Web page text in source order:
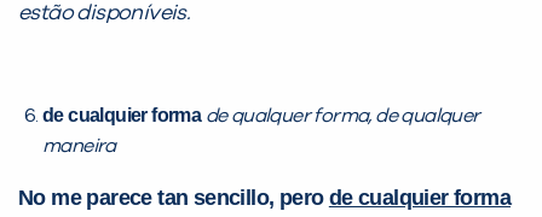
estão disponíveis.
de cualquier forma de qualquer forma, de qualquer
maneira
No me parece tan sencillo, pero de cualquier forma